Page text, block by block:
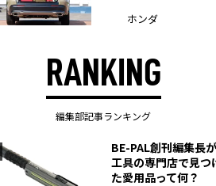
ホンダ
RANKING
編集部記事ランキング
BE-PAL創刊編集長が
工具の専門店で見つ
た愛用品って何？